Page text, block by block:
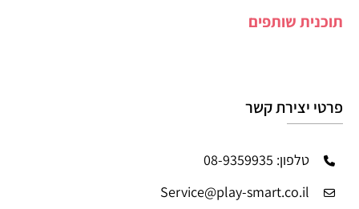
תוכנית שותפים
פרטי יצירת קשר
טלפון: 08-9359935
Service@play-smart.co.il